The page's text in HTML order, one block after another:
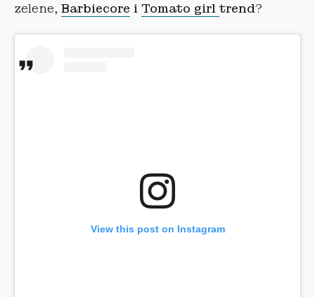
zelene, Barbiecore i Tomato girltrend?
View this post on Instagram